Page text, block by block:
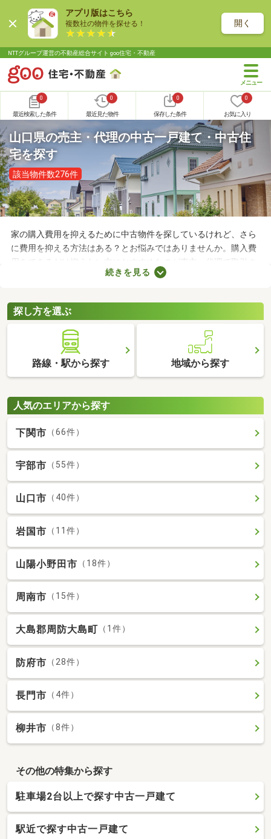
アプリ版はこちら
複数社の物件を探せる！ 開く
NTTグループ運営の不動産総合サイト goo住宅・不動産
0
最近検索した条件
0
最近見た物件
0
保存した条件
0
お気に入り
山口県の売主・代理の中古一戸建て・中古住
宅を探す
該当物件数276件
家の購入費用を抑えるために中古物件を探しているけれど、さら
に費用を抑える方法はある？とお悩みではありませんか。購入費
用をできるだけ抑えたい方におすすめなのが売主・代理で取引さ
れる物件です。不動産会社への仲介手数料が発生しないので、購
古の一戸建て物件を紹介します。
続きを見る
探し方を選ぶ
路線・駅から探す 地域から探す
人気のエリアから探す
下関市 （66件）
宇部市 （55件）
山口市 （40件）
岩国市 （11件）
山陽小野田市 （18件）
周南市 （15件）
大島郡周防大島町 （1件）
防府市 （28件）
長門市 （4件）
柳井市 （8件）
その他の特集から探す
駐車場2台以上で探す中古一戸建て
駅近で探す中古一戸建て